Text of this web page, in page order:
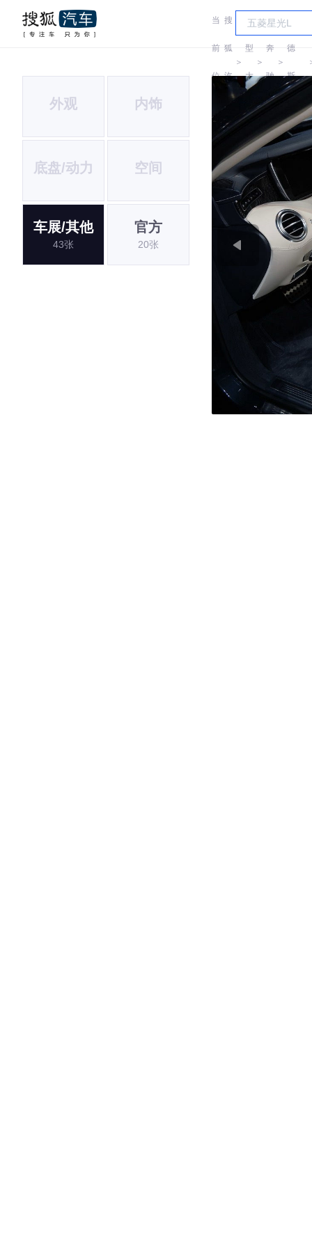
当
前
位
搜
狐
汽
＞
车
型
大
＞
奔
驰
＞
梅赛
德
斯-
外观 内饰
底盘/动力 空间
车展/其他
43张
官方
20张